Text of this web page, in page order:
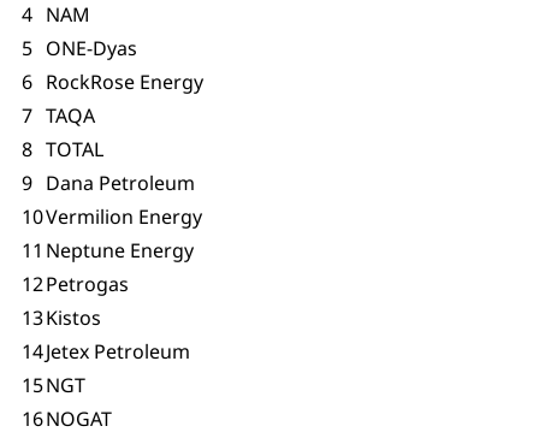
4 NAM
5 ONE-Dyas
6 RockRose Energy
7 TAQA
8 TOTAL
9 Dana Petroleum
10Vermilion Energy
11 Neptune Energy
12Petrogas
13Kistos
14Jetex Petroleum
15NGT
16NOGAT